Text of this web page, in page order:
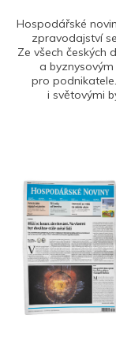
Hospodářské
zpravodajství
Ze všech českých
a
pro
i světovými